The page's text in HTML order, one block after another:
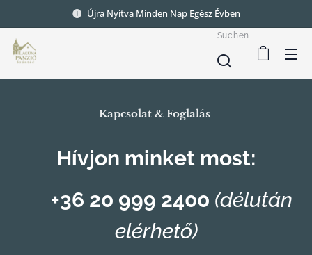
Újra Nyitva Minden Nap Egész Évben
Suchen
Kapcsolat & Foglalás
Hívjon minket most:
📞 +36 20 999 2400 (délután
elérhető)